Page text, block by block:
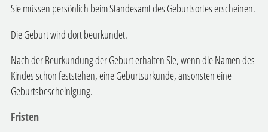
Sie müssen persönlich beim Standesamt des Geburtsortes erscheinen.
Die Geburt wird dort beurkundet.
Nach der Beurkundung der Geburt erhalten Sie, wenn die Namen des
Kindes schon feststehen, eine Geburtsurkunde, ansonsten eine
Geburtsbescheinigung.
Fristen